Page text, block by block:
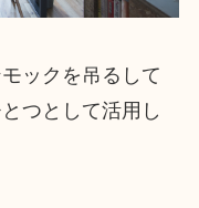
ックを吊るして
つとして活用し